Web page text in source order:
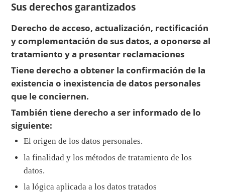
Sus derechos garantizados
Derecho de acceso, actualización, rectificación
y complementación de sus datos, a oponerse al
tratamiento y a presentar reclamaciones
Tiene derecho a obtener la confirmación de la
existencia o inexistencia de datos personales
que le conciernen.
También tiene derecho a ser informado de lo
siguiente:
El origen de los datos personales.
la finalidad y los métodos de tratamiento de los
datos.
la lógica aplicada a los datos tratados